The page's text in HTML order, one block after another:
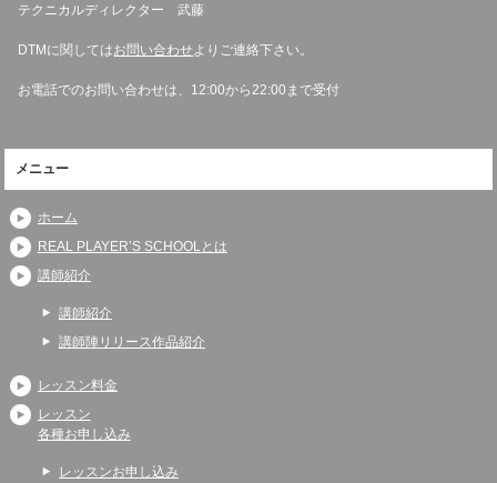
テクニカルディレクター 武藤
DTMに関してはお問い合わせ よりご連絡下さい。
お電話でのお問い合わせは、12:00から22:00まで受付
メニュー
ホーム
REAL PLAYER’S SCHOOLとは
講師紹介
講師紹介
講師陣リリース作品紹介
レッスン料金
レッスン
各種お申し込み
レッスンお申し込み